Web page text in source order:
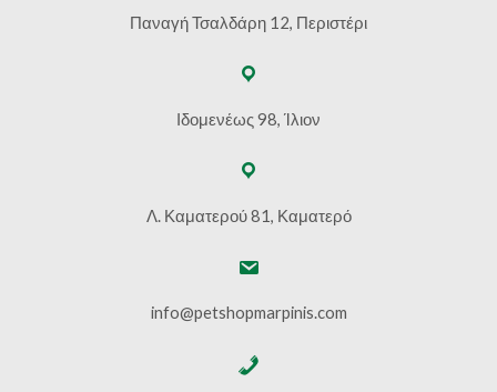
Παναγή Τσαλδάρη 12, Περιστέρι
Ιδομενέως 98, Ίλιον
Λ. Καματερού 81, Καματερό
info@petshopmarpinis.com